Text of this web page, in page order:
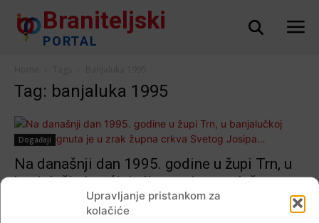
Upravljanje pristankom za
kolačiće
Braniteljski
PORTAL
Tag: banjaluka 1995
Događaji
Na današnji dan 1995. godine u župi Trn, u
banjalučkoj općini, dignuta je u zrak župna
crkva Svetog Josipa…